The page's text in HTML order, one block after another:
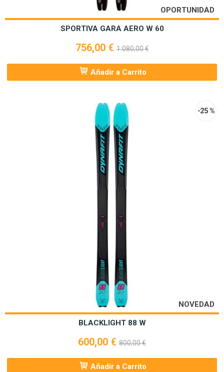
OPORTUNIDAD
SPORTIVA GARA AERO W 60
756,00 €1.080,00 €
Añadir a Carrito
NOVEDAD
-25 %
BLACKLIGHT 88 W
600,00 € 800,00 €
Añadir a Carrito